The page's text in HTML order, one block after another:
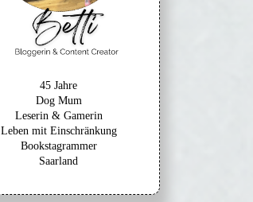
45 Jahre
Dog Mum
Leserin & Gamerin
Leben mit Einschränkung
Bookstagrammer
Saarland